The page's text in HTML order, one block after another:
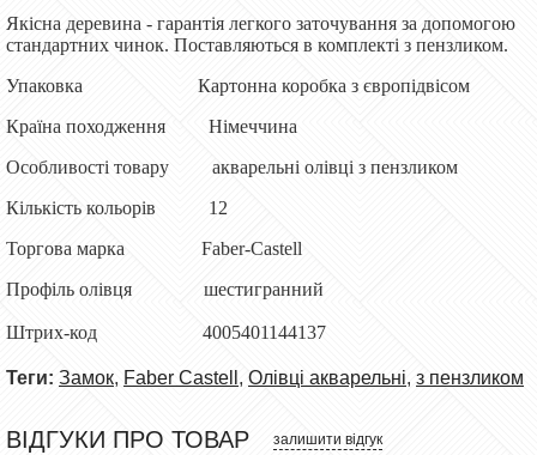
Якісна деревина - гарантія легкого заточування за допомогою
стандартних чинок. Поставляються в комплекті з пензликом.
Упаковка Картонна коробка з європідвісом
Країна походження Німеччина
Особливості товару акварельні олівці з пензликом
Кількість кольорів 12
Торгова марка Faber-Castell
Профіль олівця шестигранний
Штрих-код 4005401144137
Теги: Замок, Faber Castell , Олівці акварельні, з пензликом
ВІДГУКИ ПРО ТОВАР залишити відгук